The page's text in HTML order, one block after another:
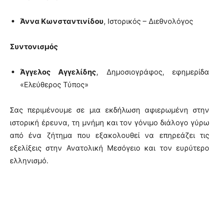
Άννα Κωνσταντινίδου, Ιστορικός – Διεθνολόγος
Συντονισμός
Άγγελος Αγγελίδης, Δημοσιογράφος, εφημερίδα
«Ελεύθερος Τύπος»
Σας περιμένουμε σε μια εκδήλωση αφιερωμένη στην
ιστορική έρευνα, τη μνήμη και τον γόνιμο διάλογο γύρω
από ένα ζήτημα που εξακολουθεί να επηρεάζει τις
εξελίξεις στην Ανατολική Μεσόγειο και τον ευρύτερο
ελληνισμό.